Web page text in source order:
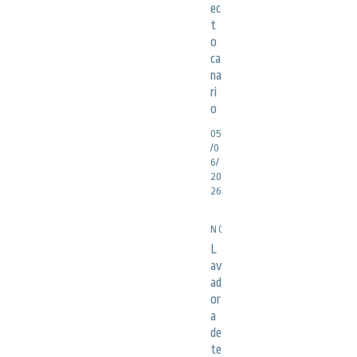
ec
t
o
ca
na
ri
o
05
/0
6/
20
26
NOTICIAS
L
av
ad
or
a
de
te